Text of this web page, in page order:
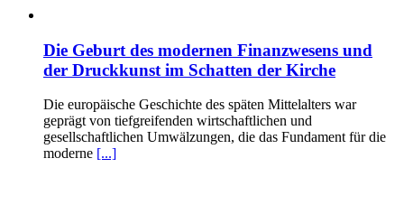
Die Geburt des modernen Finanzwesens und
der Druckkunst im Schatten der Kirche
Die europäische Geschichte des späten Mittelalters war
geprägt von tiefgreifenden wirtschaftlichen und
gesellschaftlichen Umwälzungen, die das Fundament für die
moderne [...]